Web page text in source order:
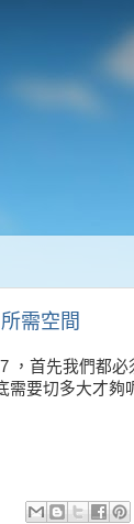
需空間
，首先我們都
需要切多大才夠